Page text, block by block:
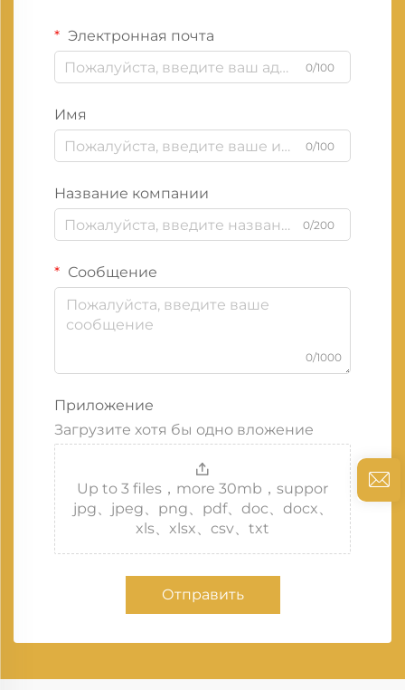
Электронная почта
0/100
Имя
0/100
Название компании
0/200
Сообщение
0/1000
Приложение
Загрузите хотя бы одно вложение
Up to 3 files，more 30mb，suppor
jpg、jpeg、png、pdf、doc、docx、
xls、xlsx、csv、txt
Отправить